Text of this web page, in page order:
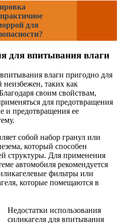
для
для впитывания влаги
влаги пригодно для
неизбежен, таких как
своим свойствам,
для предотвращения
и предотвращения ее
собой набор гранул или
который способен
структуры. Для применения
автомобиля рекомендуется
фильтры или
которые помещаются в
Недостатки использования
силикагеля для впитывания